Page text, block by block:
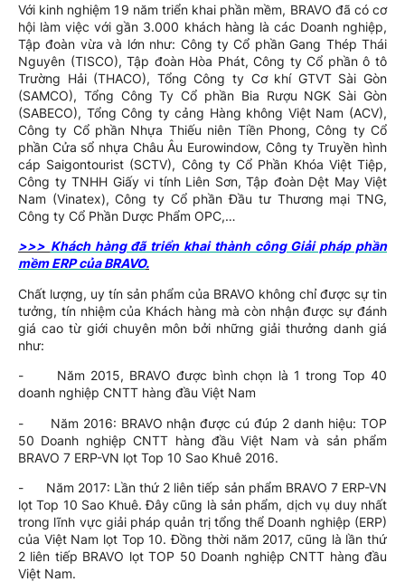
Với kinh nghiệm 19 năm triển khai phần mềm, BRAVO đã có cơ
hội làm việc với gần 3.000 khách hàng là các Doanh nghiệp,
Tập đoàn vừa và lớn như: Công ty Cổ phần Gang Thép Thái
Nguyên (TISCO), Tập đoàn Hòa Phát, Công ty Cổ phần ô tô
Trường Hải (THACO), Tổng Công ty Cơ khí GTVT Sài Gòn
(SAMCO), Tổng Công Ty Cổ phần Bia Rượu NGK Sài Gòn
(SABECO), Tổng Công ty cảng Hàng không Việt Nam (ACV),
Công ty Cổ phần Nhựa Thiếu niên Tiền Phong, Công ty Cổ
phần Cửa sổ nhựa Châu Âu Eurowindow, Công ty Truyền hình
cáp Saigontourist (SCTV), Công ty Cổ Phần Khóa Việt Tiệp,
Công ty TNHH Giấy vi tính Liên Sơn, Tập đoàn Dệt May Việt
Nam (Vinatex), Công ty Cổ phần Đầu tư Thương mại TNG,
Công ty Cổ Phần Dược Phẩm OPC,…
>>> Khách hàng đã triển khai thành công Giải pháp phần
mềm ERP của BRAVO.
Chất lượng, uy tín sản phẩm của BRAVO không chỉ được sự tin
tưởng, tín nhiệm của Khách hàng mà còn nhận được sự đánh
giá cao từ giới chuyên môn bởi những giải thưởng danh giá
như:
- Năm 2015, BRAVO được bình chọn là 1 trong Top 40
doanh nghiệp CNTT hàng đầu Việt Nam
- Năm 2016: BRAVO nhận được cú đúp 2 danh hiệu: TOP
50 Doanh nghiệp CNTT hàng đầu Việt Nam và sản phẩm
BRAVO 7 ERP-VN lọt Top 10 Sao Khuê 2016.
- Năm 2017: Lần thứ 2 liên tiếp sản phẩm BRAVO 7 ERP-VN
lọt Top 10 Sao Khuê. Đây cũng là sản phẩm, dịch vụ duy nhất
trong lĩnh vực giải pháp quản trị tổng thể Doanh nghiệp (ERP)
của Việt Nam lọt Top 10. Đồng thời năm 2017, cũng là lần thứ
2 liên tiếp BRAVO lọt TOP 50 Doanh nghiệp CNTT hàng đầu
Việt Nam.